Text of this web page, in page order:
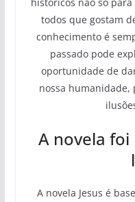
todos que gostam
conhecimento é
passado pode
oportunidade de
nossa humanidade,
A novela
A novela Jesus é